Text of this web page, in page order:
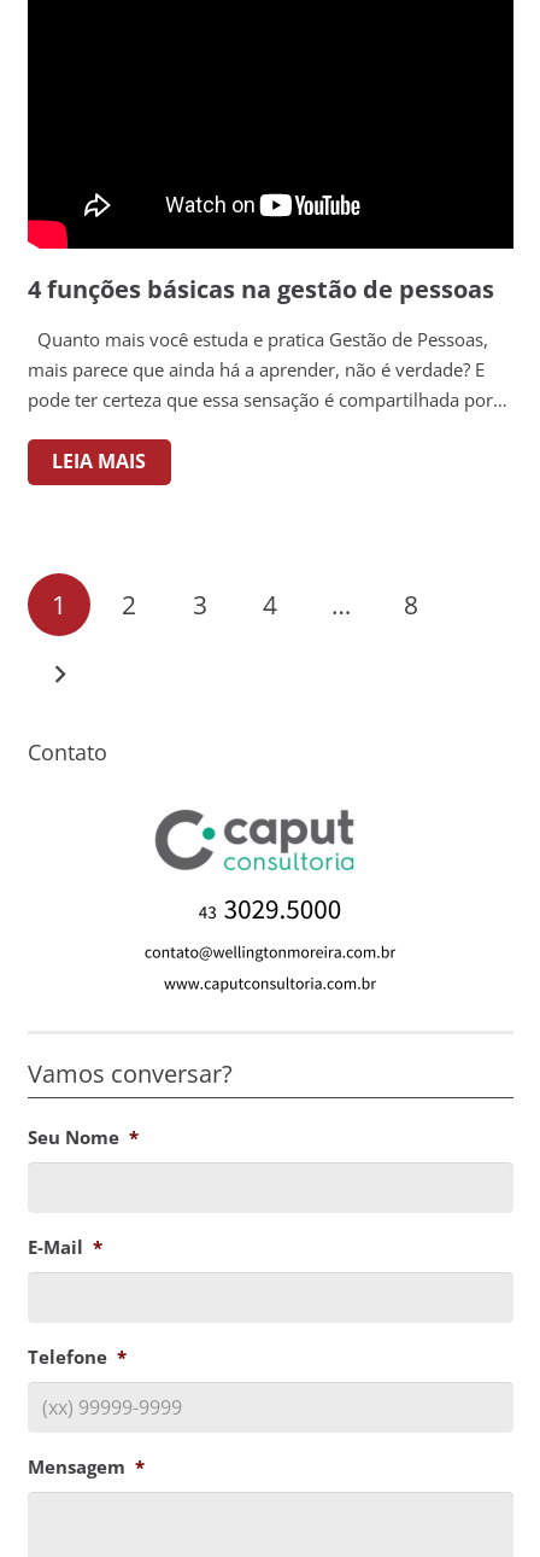
4 funções básicas na gestão de pessoas
Quanto mais você estuda e pratica Gestão de Pessoas,
mais parece que ainda há a aprender, não é verdade? E
pode ter certeza que essa sensação é compartilhada por…
LEIA MAIS
1 2 3 4 … 8
Contato
Vamos conversar?
Seu Nome *
E-Mail *
Telefone *
Mensagem *